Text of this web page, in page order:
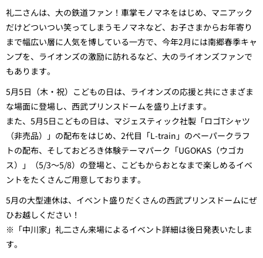
礼二さんは、大の鉄道ファン！車掌モノマネをはじめ、マニアック
だけどついつい笑ってしまうモノマネなど、お子さまからお年寄り
まで幅広い層に人気を博している一方で、今年2月には南郷春季キャ
ンプを、ライオンズの激励に訪れるなど、大のライオンズファンで
もあります。
5月5日（木・祝）こどもの日は、ライオンズの応援と共にさまざま
な場面に登場し、西武プリンスドームを盛り上げます。
また、5月5日こどもの日は、マジェスティック社製「ロゴTシャツ
（非売品）」の配布をはじめ、2代目「L-train」のペーパークラフ
トの配布、そしておどろき体験テーマパーク「UGOKAS（ウゴカ
ス）」（5/3～5/8）の登場と、こどもからおとなまで楽しめるイベ
ントをたくさんご用意しております。
5月の大型連休は、イベント盛りだくさんの西武プリンスドームにぜ
ひお越しください！
※「中川家」礼二さん来場によるイベント詳細は後日発表いたしま
す。